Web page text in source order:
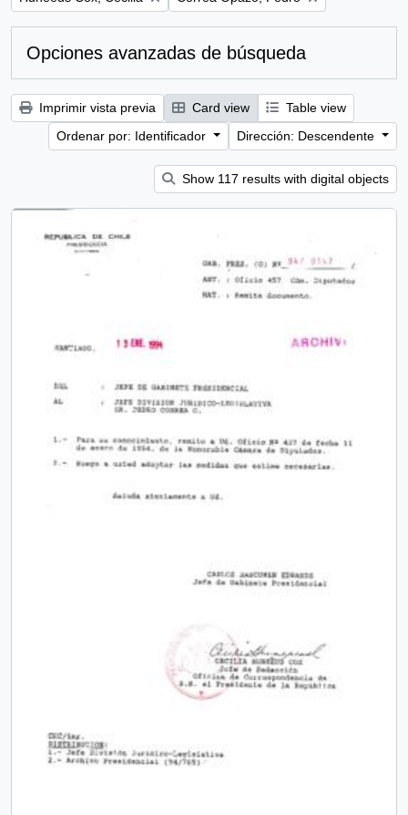
Opciones avanzadas de búsqueda
Imprimir vista previa Card view
Table view
Ordenar por: Identificador
Dirección: Descendente
Show 117 results with digital objects